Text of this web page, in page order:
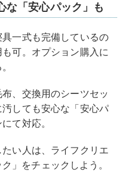
な「安心パック」も
一式も完備しているの
可。オプション購入に
、交換用のシーツセッ
しても安心な「安心パ
て対応。
い人は、ライフクリエ
」をチェックしよう。